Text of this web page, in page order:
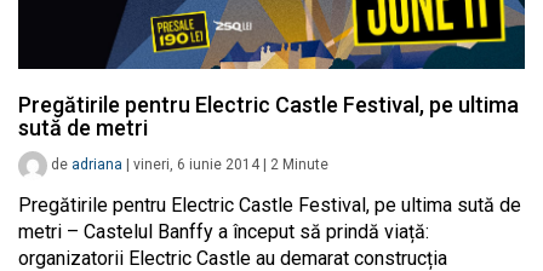
Pregătirile pentru Electric Castle Festival, pe ultima
sută de metri
de adriana vineri, 6 iunie 2014 2 Minute
Pregătirile pentru Electric Castle Festival, pe ultima sută de
metri – Castelul Banffy a început să prindă viață:
organizatorii Electric Castle au demarat construcția